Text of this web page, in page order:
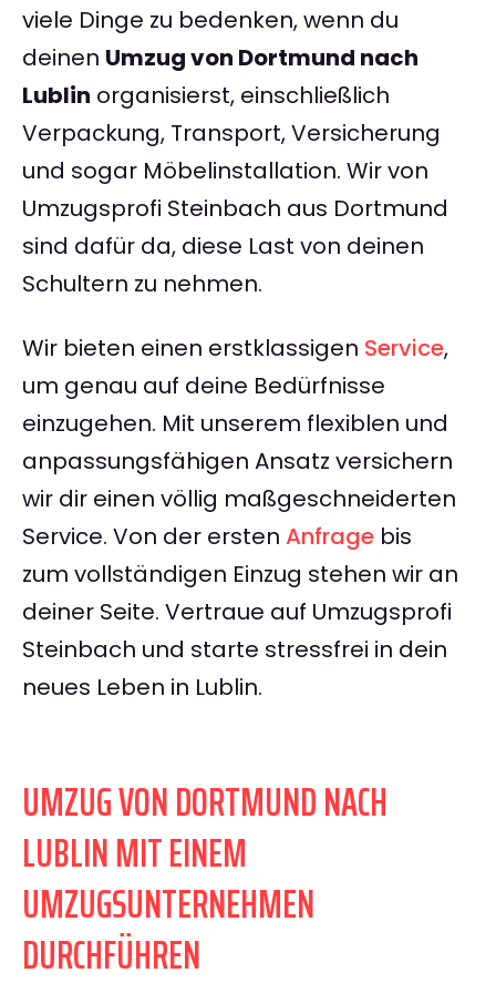
viele Dinge zu bedenken, wenn du
deinen Umzug von Dortmund nach
Lublin organisierst, einschließlich
Verpackung, Transport, Versicherung
und sogar Möbelinstallation. Wir von
Umzugsprofi Steinbach aus Dortmund
sind dafür da, diese Last von deinen
Schultern zu nehmen.
Wir bieten einen erstklassigen Service,
um genau auf deine Bedürfnisse
einzugehen. Mit unserem flexiblen und
anpassungsfähigen Ansatz versichern
wir dir einen völlig maßgeschneiderten
Service. Von der ersten Anfrage bis
zum vollständigen Einzug stehen wir an
deiner Seite. Vertraue auf Umzugsprofi
Steinbach und starte stressfrei in dein
neues Leben in Lublin.
UMZUG VON DORTMUND NACH
LUBLIN MIT EINEM
UMZUGSUNTERNEHMEN
DURCHFÜHREN